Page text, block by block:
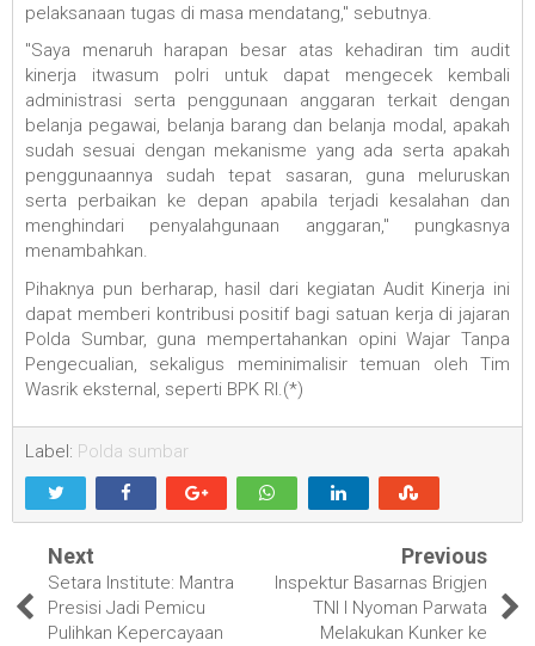
pelaksanaan tugas di masa mendatang," sebutnya.
"Saya menaruh harapan besar atas kehadiran tim audit
kinerja itwasum polri untuk dapat mengecek kembali
administrasi serta penggunaan anggaran terkait dengan
belanja pegawai, belanja barang dan belanja modal, apakah
sudah sesuai dengan mekanisme yang ada serta apakah
penggunaannya sudah tepat sasaran, guna meluruskan
serta perbaikan ke depan apabila terjadi kesalahan dan
menghindari penyalahgunaan anggaran," pungkasnya
menambahkan.
Pihaknya pun berharap, hasil dari kegiatan Audit Kinerja ini
dapat memberi kontribusi positif bagi satuan kerja di jajaran
Polda Sumbar, guna mempertahankan opini Wajar Tanpa
Pengecualian, sekaligus meminimalisir temuan oleh Tim
Wasrik eksternal, seperti BPK RI.(*)
Label: Polda sumbar
Next
Setara Institute: Mantra
Presisi Jadi Pemicu
Pulihkan Kepercayaan
Previous
Inspektur Basarnas Brigjen
TNI I Nyoman Parwata
Melakukan Kunker ke